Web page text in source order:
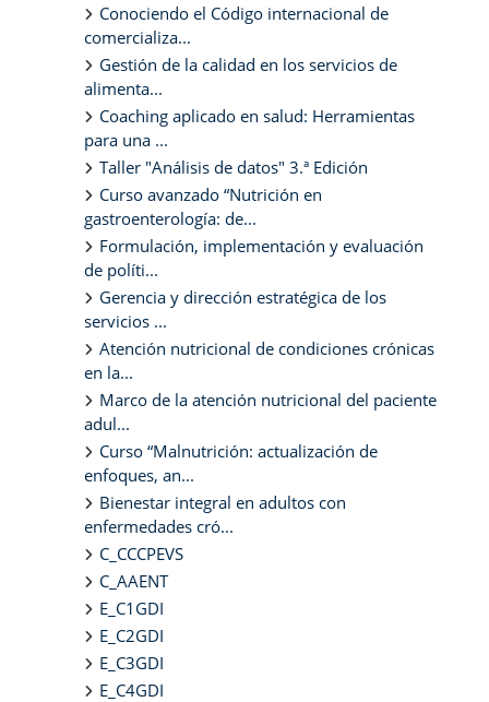
Conociendo el Código internacional de
comercializa...
Gestión de la calidad en los servicios de
alimenta...
Coaching aplicado en salud: Herramientas
para una ...
Taller "Análisis de datos" 3.ª Edición
Curso avanzado “Nutrición en
gastroenterología: de...
Formulación, implementación y evaluación
de políti...
Gerencia y dirección estratégica de los
servicios ...
Atención nutricional de condiciones crónicas
en la...
Marco de la atención nutricional del paciente
adul...
Curso “Malnutrición: actualización de
enfoques, an...
Bienestar integral en adultos con
enfermedades cró...
C_CCCPEVS
C_AAENT
E_C1GDI
E_C2GDI
E_C3GDI
E_C4GDI